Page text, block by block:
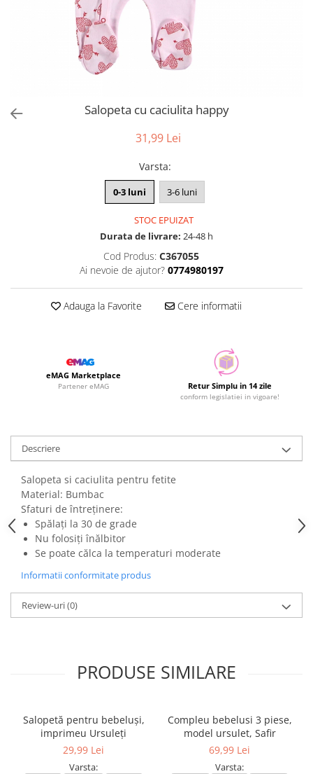
Salopeta cu caciulita happy
31,99 Lei
Varsta:
0-3 luni 3-6 luni
STOC EPUIZAT
Durata de livrare: 24-48 h
Cod Produs: C367055
Ai nevoie de ajutor? 0774980197
Adauga la Favorite Cere informatii
eMAG Marketplace
Partener eMAG Retur Simplu in 14 zile
conform legislatiei in vigoare!
Descriere
Salopeta si caciulita pentru fetite
Material: Bumbac
Sfaturi de întreținere:
Spălați la 30 de grade
Nu folosiți înălbitor
Se poate călca la temperaturi moderate
Informatii conformitate produs
Review-uri(0)
PRODUSE SIMILARE
Salopetă pentru bebeluși,
imprimeu Ursuleți
29,99 Lei
Varsta:
Compleu bebelusi 3 piese,
model ursulet, Safir
69,99 Lei
Varsta: